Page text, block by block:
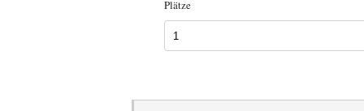
Plätze